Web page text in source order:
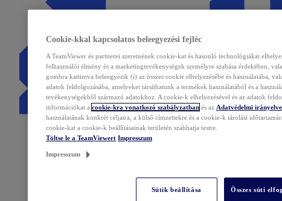
Cookie-kkal kapcsolatos beleegyezési fejléc
A TeamViewer és partnerei szeretnének cookie-kat és hasonló technológiákat
felhasználói élmény és a marketingtevékenységek személyre szabása érdekében,
gombra kattintva beleegyezik (i) az összes cookie elhelyezésébe és használatába,
adatok feldolgozásába, amelyeket társíthatunk a termékek használatából és a
tevékenységekből származó adatokhoz. A cookie-k elhelyezésével és az adatok
információkat a cookie-kra vonatkozó szabályzatban és az Adatvédelmi
használatának konkrét céljaira, a külső címzettekre és a cookie-k tárolási
cookie-kat a cookie-k beállításainak területén szabhatja testre.
Töltse le a TeamViewert Impresszum
Impresszum
Sütik beállítása Összes süti